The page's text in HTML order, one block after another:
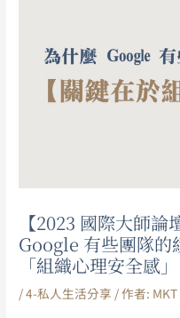
【2023 國際大師
Google 有些團隊的
「組織心理安全感」
/4-私人生活分享 / 作者: MKT